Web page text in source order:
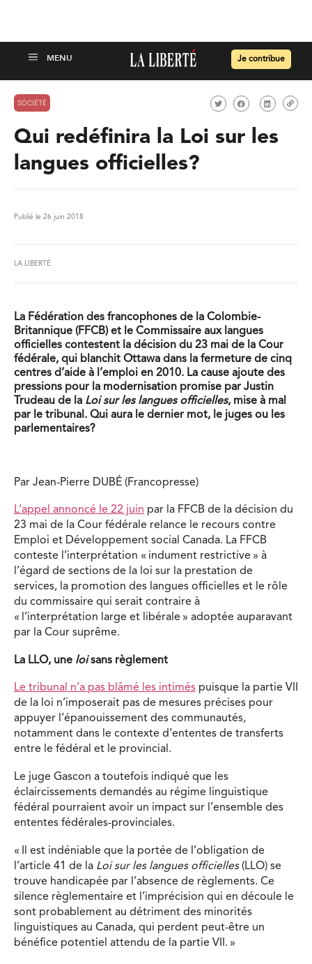
Je contribue
SOCIÉTÉ
Qui redéfinira la Loi sur les
langues officielles?
Publié le 26 juin 2018
LA LIBERTÉ
La Fédération des francophones de la Colombie-
Britannique (FFCB) et le Commissaire aux langues
officielles contestent la décision du 23 mai de la Cour
fédérale, qui blanchit Ottawa dans la fermeture de cinq
centres d’aide à l’emploi en 2010. La cause ajoute des
pressions pour la modernisation promise par Justin
Trudeau de la Loi sur les langues officielles, mise à mal
par le tribunal. Qui aura le dernier mot, le juges ou les
parlementaires?
Par Jean-Pierre DUBÉ (Francopresse)
L’appel annoncé le 22 juin par la FFCB de la décision du
23 mai de la Cour fédérale relance le recours contre
Emploi et Développement social Canada. La FFCB
conteste l’interprétation « indument restrictive » à
l’égard de sections de la loi sur la prestation de
services, la promotion des langues officielles et le rôle
du commissaire qui serait contraire à
« l’interprétation large et libérale » adoptée auparavant
par la Cour suprême.
La LLO, une loisans règlement
Le tribunal n’a pas blâmé les intimés puisque la partie VII
de la loi n’imposerait pas de mesures précises pour
appuyer l’épanouissement des communautés,
notamment dans le contexte d’ententes de transferts
entre le fédéral et le provincial.
Le juge Gascon a toutefois indiqué que les
éclaircissements demandés au régime linguistique
fédéral pourraient avoir un impact sur l’ensemble des
ententes fédérales-provinciales.
« Il est indéniable que la portée de l’obligation de
l’article 41 de la Loi sur les langues officielles (LLO) se
trouve handicapée par l’absence de règlements. Ce
silence règlementaire et l’imprécision qui en découle le
sont probablement au détriment des minorités
linguistiques au Canada, qui perdent peut-être un
bénéfice potentiel attendu de la partie VII. »